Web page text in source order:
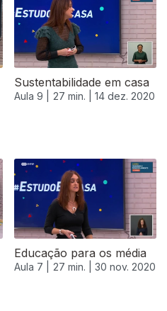
Sustentabilidade em casa
Aula 9 | 27 min. | 14 dez. 2020
Educação para os média
Aula 7 | 27 min. | 30 nov. 2020